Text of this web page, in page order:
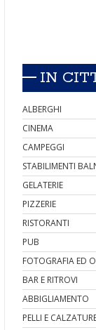
IN
ALBERGHI
CINEMA
CAMPEGGI
STABILIMENTI
GELATERIE
PIZZERIE
RISTORANTI
PUB
FOTOGRAFIA ED
BAR E RITROVI
ABBIGLIAMENTO
PELLI E